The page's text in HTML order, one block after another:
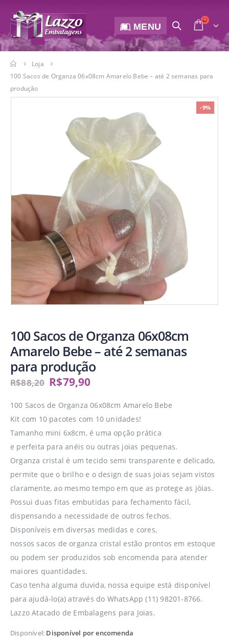
MENU
Loja
100 Sacos de Organza 06x08cm Amarelo Bebe – até 2 semanas para
produção
-9%
100 Sacos de Organza 06x08cm
Amarelo Bebe – até 2 semanas
para produção
R$88,20 R$79,90
100 Sacos de Organza 06x08cm Amarelo Bebe
Kit com 10 pacotes com 10 unidades!
Tamanho mini 6x8cm, é uma opção prática
e perfeita para anéis ou outras joias pequenas.
Organza cristal é um tecido semi transparente e delicado,
permite que o brilho e o design de suas joias sejam vistos
claramente, ao mesmo tempo em que as protege as jóias.
Possui duas fitas embutidas para fechamento fácil,
dispensando a necessidade de outros fechos.
Disponíveis em diversas medidas e cores,
nossos sacos de organza cristal estão prontos em estoque
ou podem ser produzidos sob encomenda para atender
maiores quantidades.
Caso tenha alguma duvida, nossa equipe está disponível
para ajudá-lo(a) através do WhatsApp (11) 98201-8766.
Lazzo Atacado de Embalagens para Joias.
Disponível: Disponível por encomenda